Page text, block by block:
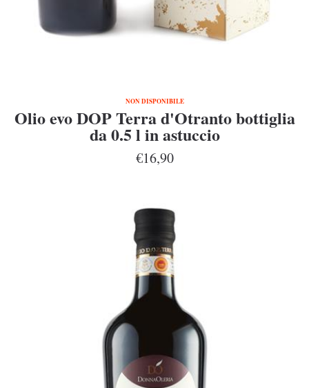
NON DISPONIBILE
Olio evo DOP Terra d'Otranto bottiglia
da 0.5 l in astuccio
€16,90